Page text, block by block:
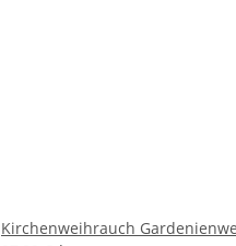
Kirchenweihrauch